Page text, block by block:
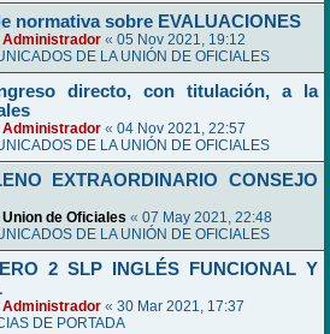
normativa sobre EVALUACIONES
Administrador « 05 Nov 2021, 19:12
DE LA UNIÓN DE OFICIALES
directo, con titulación, a la
Administrador « 04 Nov 2021, 22:57
DE LA UNIÓN DE OFICIALES
EXTRAORDINARIO CONSEJO
Union de Oficiales « 07 May 2021, 22:48
DE LA UNIÓN DE OFICIALES
2 SLP INGLÉS FUNCIONAL Y
Administrador « 30 Mar 2021, 17:37
DE PORTADA